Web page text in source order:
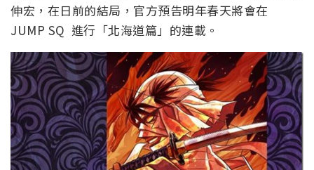
伸宏，在日前的結局，官方預告明年春天將會在
JUMP SQ 進行「北海道篇」的連載。